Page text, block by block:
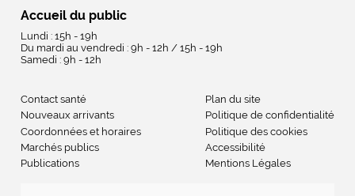
Accueil du public
Lundi : 15h - 19h
Du mardi au vendredi : 9h - 12h / 15h - 19h
Samedi : 9h - 12h
Contact santé
Nouveaux arrivants
Coordonnées et horaires
Marchés publics
Publications
Plan du site
Politique de confidentialité
Politique des cookies
Accessibilité
Mentions Légales